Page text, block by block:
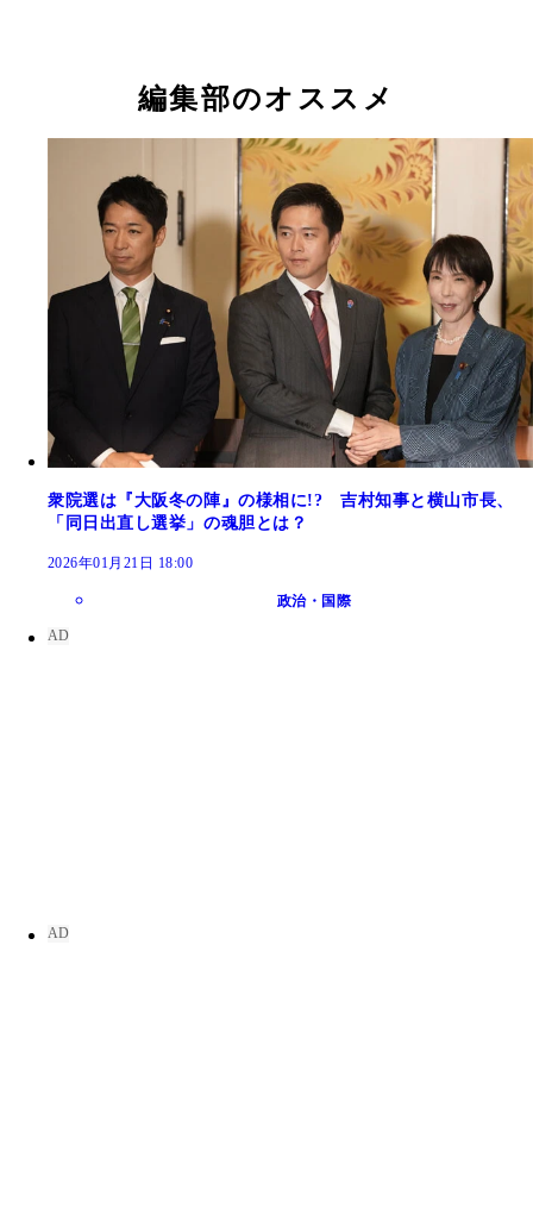
編集部のオススメ
衆院選は『大阪冬の陣』の様相に!? 吉村知事と横山市長、
「同日出直し選挙」の魂胆とは？
2026年01月21日 18:00
政治・国際